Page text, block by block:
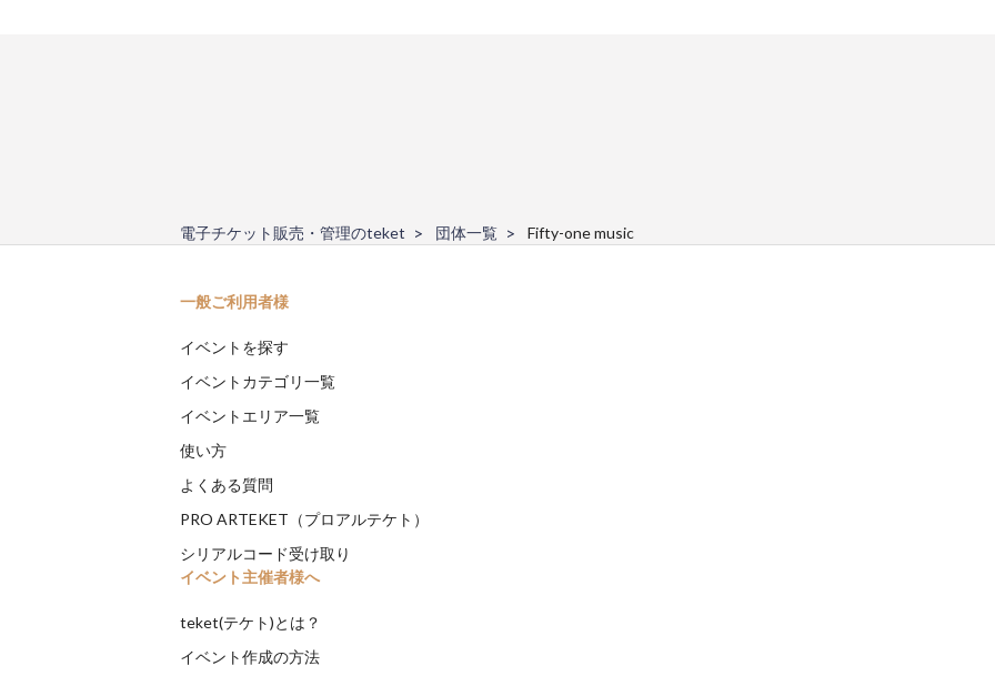
電子チケット販売・管理のteket 団体一覧 Fifty-one music
一般ご利用者様
イベントを探す
イベントカテゴリ一覧
イベントエリア一覧
使い方
よくある質問
PRO ARTEKET（プロアルテケト）
シリアルコード受け取り
イベント主催者様へ
teket(テケト)とは？
イベント作成の方法